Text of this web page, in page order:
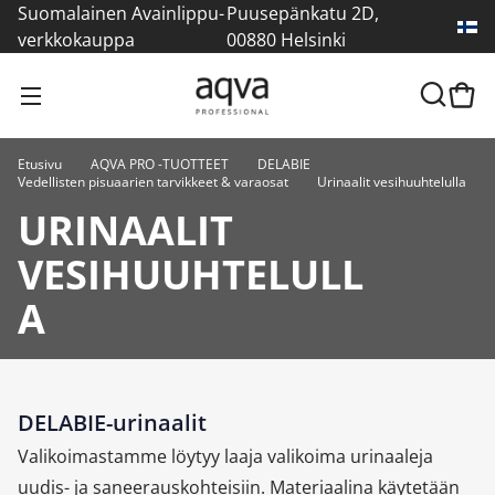
Suomalainen Avainlippu-
verkkokauppa
Puusepänkatu 2D,
00880 Helsinki
Etusivu AQVA PRO -TUOTTEET
DELABIE
Vedellisten pisuaarien tarvikkeet & varaosat
Urinaalit vesihuuhtelulla
URINAALIT
VESIHUUHTELULL
A
DELABIE-urinaalit
Valikoimastamme löytyy laaja valikoima urinaaleja
uudis- ja saneerauskohteisiin. Materiaalina käytetään